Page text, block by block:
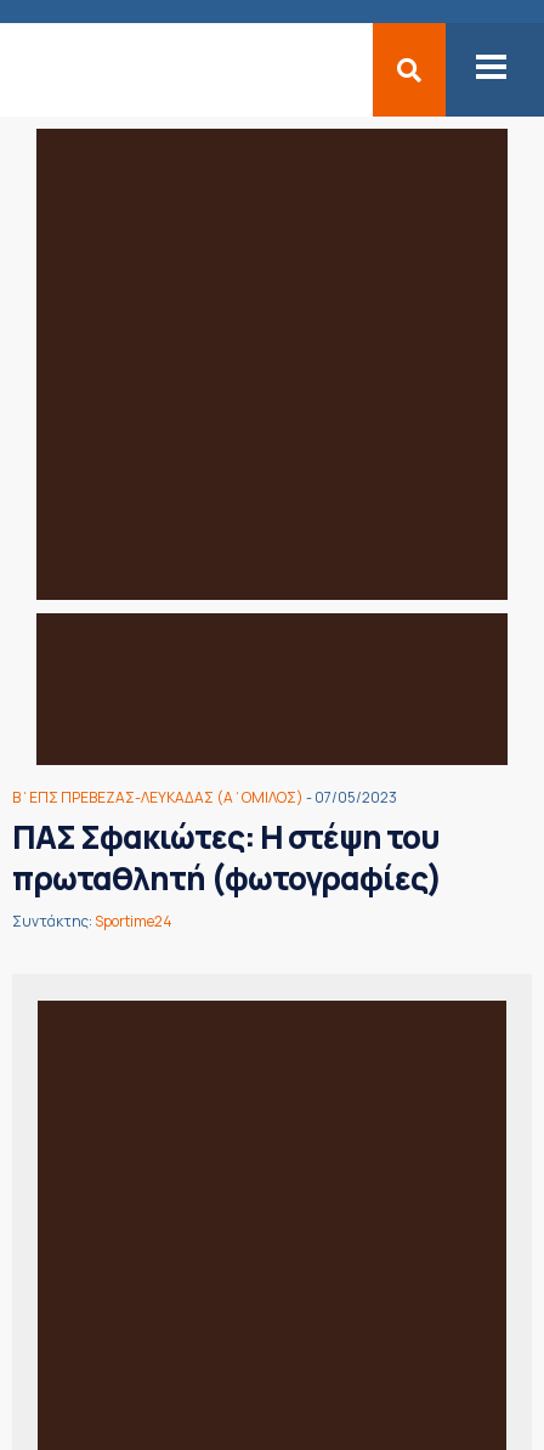
Β΄ΕΠΣ ΠΡΕΒΕΖΑΣ-ΛΕΥΚΑΔΑΣ (Α΄ΟΜΙΛΟΣ) - 07/05/2023
ΠΑΣ Σφακιώτες: Η στέψη του
πρωταθλητή (φωτογραφίες)
Συντάκτης:Sportime24